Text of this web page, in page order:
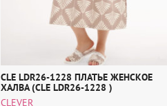
CLE LDR26-1228 ПЛАТЬЕ ЖЕНСКОЕ
ХАЛВА (CLE LDR26-1228 )
CLEVER